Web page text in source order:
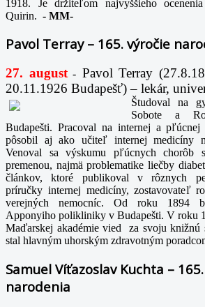
1918. Je držiteľom najvyššieho
Quirin. - MM-
Pavol Terray – 165. výročie
27. august- Pavol Terray
20.11.1926 Budapešť) – lekár,
Študoval na
Sobote a
Budapešti. Pracoval na internej a
pôsobil aj ako učiteľ internej medicíny
Venoval sa výskumu pľúcnych chorôb
premenou, najmä problematike liečby
článkov, ktoré publikoval v rôznych
príručky internej medicíny, zostavovateľ
verejných nemocníc. Od roku 1894
Apponyiho polikliniky v Budapešti. V roku
Maďarskej akadémie vied za svoju
stal hlavným uhorským zdravotným
Samuel Víťazoslav Kuchta –
narodenia